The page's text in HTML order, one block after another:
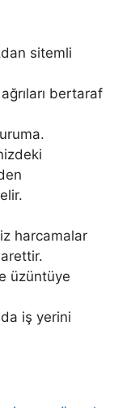
sitemli
bertaraf
harcamalar
üzüntüye
iş yerini